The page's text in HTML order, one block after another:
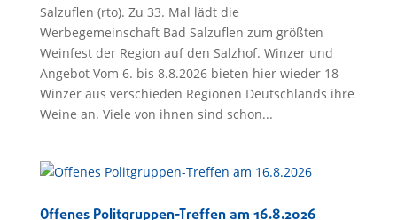
Salzuflen (rto). Zu 33. Mal lädt die
Werbegemeinschaft Bad Salzuflen zum größten
Weinfest der Region auf den Salzhof. Winzer und
Angebot Vom 6. bis 8.8.2026 bieten hier wieder 18
Winzer aus verschieden Regionen Deutschlands ihre
Weine an. Viele von ihnen sind schon...
Offenes Politgruppen-Treffen am 16.8.2026